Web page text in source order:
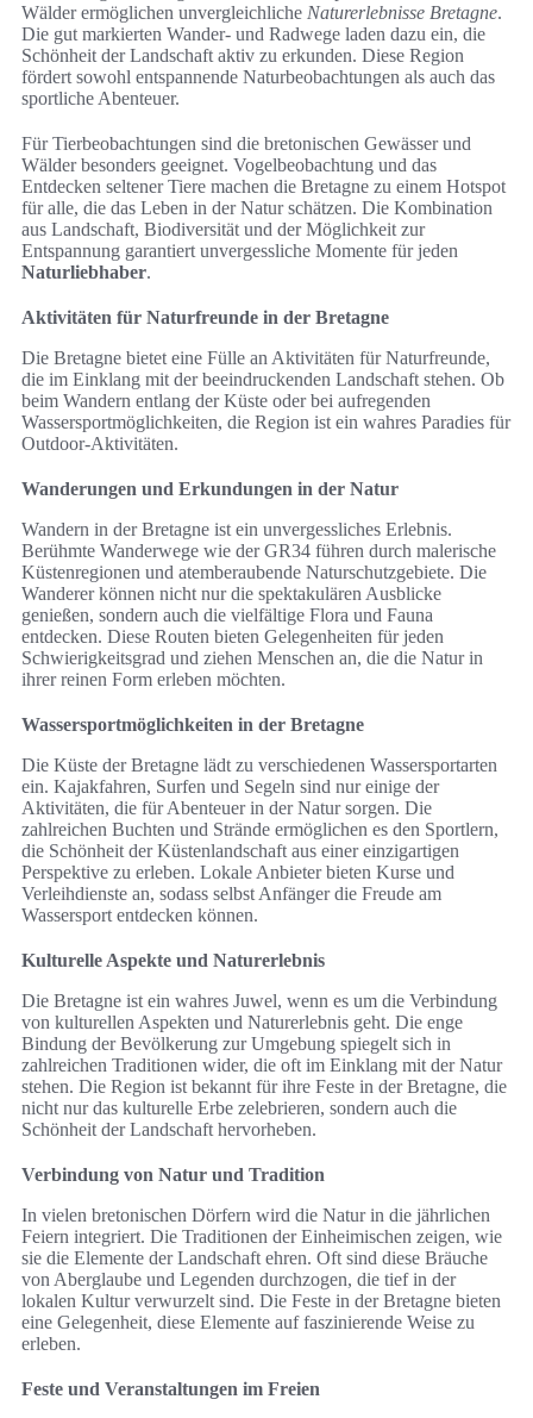
Wälder ermöglichen unvergleichliche Naturerlebnisse Bretagne.
Die gut markierten Wander- und Radwege laden dazu ein, die
Schönheit der Landschaft aktiv zu erkunden. Diese Region
fördert sowohl entspannende Naturbeobachtungen als auch das
sportliche Abenteuer.
Für Tierbeobachtungen sind die bretonischen Gewässer und
Wälder besonders geeignet. Vogelbeobachtung und das
Entdecken seltener Tiere machen die Bretagne zu einem Hotspot
für alle, die das Leben in der Natur schätzen. Die Kombination
aus Landschaft, Biodiversität und der Möglichkeit zur
Entspannung garantiert unvergessliche Momente für jeden
Naturliebhaber.
Aktivitäten für Naturfreunde in der Bretagne
Die Bretagne bietet eine Fülle an Aktivitäten für Naturfreunde,
die im Einklang mit der beeindruckenden Landschaft stehen. Ob
beim Wandern entlang der Küste oder bei aufregenden
Wassersportmöglichkeiten, die Region ist ein wahres Paradies für
Outdoor-Aktivitäten.
Wanderungen und Erkundungen in der Natur
Wandern in der Bretagne ist ein unvergessliches Erlebnis.
Berühmte Wanderwege wie der GR34 führen durch malerische
Küstenregionen und atemberaubende Naturschutzgebiete. Die
Wanderer können nicht nur die spektakulären Ausblicke
genießen, sondern auch die vielfältige Flora und Fauna
entdecken. Diese Routen bieten Gelegenheiten für jeden
Schwierigkeitsgrad und ziehen Menschen an, die die Natur in
ihrer reinen Form erleben möchten.
Wassersportmöglichkeiten in der Bretagne
Die Küste der Bretagne lädt zu verschiedenen Wassersportarten
ein. Kajakfahren, Surfen und Segeln sind nur einige der
Aktivitäten, die für Abenteuer in der Natur sorgen. Die
zahlreichen Buchten und Strände ermöglichen es den Sportlern,
die Schönheit der Küstenlandschaft aus einer einzigartigen
Perspektive zu erleben. Lokale Anbieter bieten Kurse und
Verleihdienste an, sodass selbst Anfänger die Freude am
Wassersport entdecken können.
Kulturelle Aspekte und Naturerlebnis
Die Bretagne ist ein wahres Juwel, wenn es um die Verbindung
von kulturellen Aspekten und Naturerlebnis geht. Die enge
Bindung der Bevölkerung zur Umgebung spiegelt sich in
zahlreichen Traditionen wider, die oft im Einklang mit der Natur
stehen. Die Region ist bekannt für ihre Feste in der Bretagne, die
nicht nur das kulturelle Erbe zelebrieren, sondern auch die
Schönheit der Landschaft hervorheben.
Verbindung von Natur und Tradition
In vielen bretonischen Dörfern wird die Natur in die jährlichen
Feiern integriert. Die Traditionen der Einheimischen zeigen, wie
sie die Elemente der Landschaft ehren. Oft sind diese Bräuche
von Aberglaube und Legenden durchzogen, die tief in der
lokalen Kultur verwurzelt sind. Die Feste in der Bretagne bieten
eine Gelegenheit, diese Elemente auf faszinierende Weise zu
erleben.
Feste und Veranstaltungen im Freien